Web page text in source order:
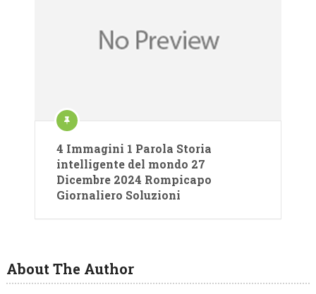
4 Immagini 1 Parola Storia
intelligente del mondo 27
Dicembre 2024 Rompicapo
Giornaliero Soluzioni
About The Author